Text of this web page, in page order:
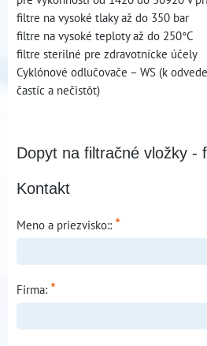
filtre na vysoké tlaky až do 350 bar
filtre na vysoké teploty až do 250°C
filtre sterilné pre zdravotnícke účely
Cyklónové odlučovače – WS (k
častíc a nečistôt)
Dopyt na filtračné vložky -
Kontakt
Meno a priezvisko:: *
Firma: *